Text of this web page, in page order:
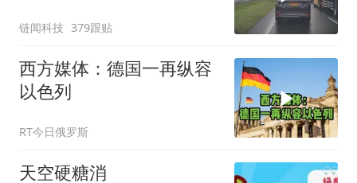
等欧洲国家极端情况下避
免事故的画面
链闻科技 379跟贴
西方媒体：德国一再纵容
以色列
RT今日俄罗斯
天空硬糖消